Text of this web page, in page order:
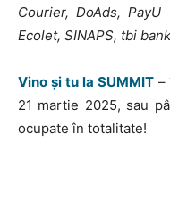
Courier, DoAds, PayU
Ecolet, SINAPS, tbi
Vino și tu la SUMMIT –
21 martie 2025, sau
ocupate în totalitate!